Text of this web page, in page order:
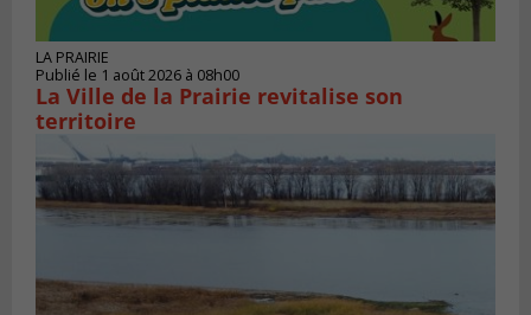
LA PRAIRIE
Publié le 1 août 2026 à 08h00
La Ville de la Prairie revitalise son
territoire